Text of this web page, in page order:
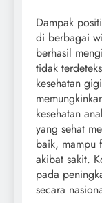
Dampak
di berbagai
berhasil
tidak
kesehatan
kesehatan
yang sehat
baik, mampu
akibat sakit.
pada
secara